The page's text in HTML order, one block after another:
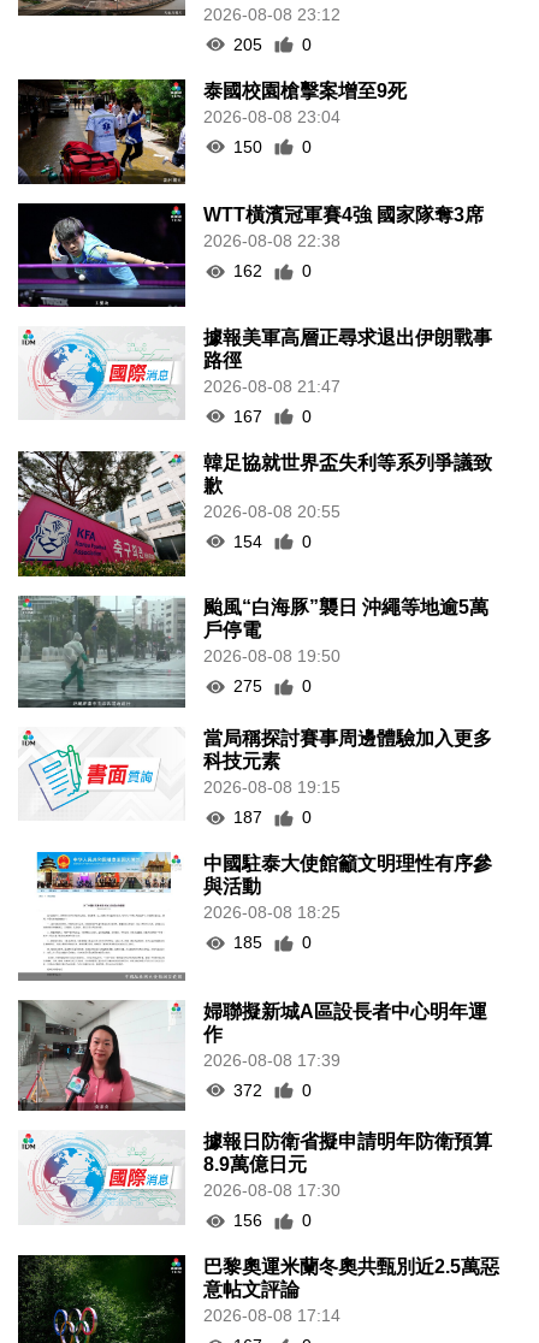
2026-08-08 23:12
205
0
泰國校園槍擊案增至9死
2026-08-08 23:04
150
0
WTT橫濱冠軍賽4強 國家隊奪3席
2026-08-08 22:38
162
0
據報美軍高層正尋求退出伊朗戰事
路徑
2026-08-08 21:47
167
0
韓足協就世界盃失利等系列爭議致
歉
2026-08-08 20:55
154
0
颱風“白海豚”襲日 沖繩等地逾5萬
戶停電
2026-08-08 19:50
275
0
當局稱探討賽事周邊體驗加入更多
科技元素
2026-08-08 19:15
187
0
中國駐泰大使館籲文明理性有序參
與活動
2026-08-08 18:25
185
0
婦聯擬新城A區設長者中心明年運
作
2026-08-08 17:39
372
0
據報日防衛省擬申請明年防衛預算
8.9萬億日元
2026-08-08 17:30
156
0
巴黎奧運米蘭冬奧共甄別近2.5萬惡
意帖文評論
2026-08-08 17:14